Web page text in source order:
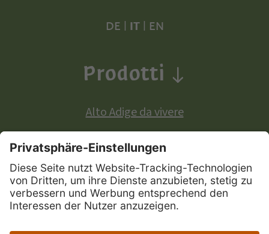
DE IT| EN
Prodotti
Alto Adige da vivere
Prodotti a denominazione di origine europea: